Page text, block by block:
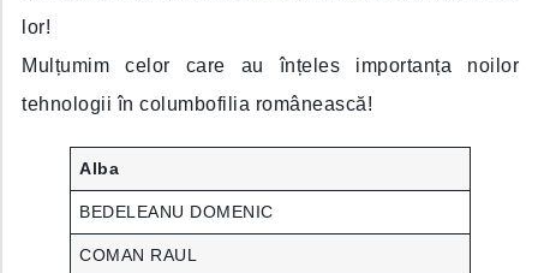
lor!
Mulțumim celor care au înțeles importanța noilor
tehnologii în columbofilia românească!
Alba
BEDELEANU DOMENIC
COMAN RAUL